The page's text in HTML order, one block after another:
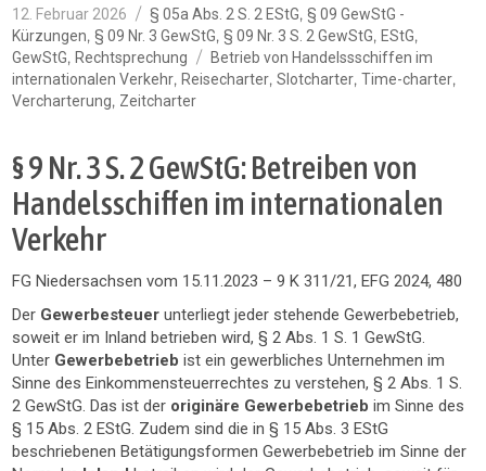
Veröffentlicht
am
12. Februar 2026 Kategorien
§ 05a Abs. 2 S. 2 EStG,§ 09 GewStG -
Kürzungen,§ 09 Nr. 3 GewStG,§ 09 Nr. 3 S. 2 GewStG,EStG,
GewStG,Rechtsprechung Schlagwörter
Betrieb von Handelssschiffen im
internationalen Verkehr,Reisecharter,Slotcharter,Time-charter,
Vercharterung, Zeitcharter
§ 9 Nr. 3 S. 2 GewStG: Betreiben von
Handelsschiffen im internationalen
Verkehr
FG Niedersachsen vom 15.11.2023 – 9 K 311/21, EFG 2024, 480
Der Gewerbesteuerunterliegt jeder stehende Gewerbebetrieb,
soweit er im Inland betrieben wird, § 2 Abs. 1 S. 1 GewStG.
Unter Gewerbebetriebist ein gewerbliches Unternehmen im
Sinne des Einkommensteuerrechtes zu verstehen, § 2 Abs. 1 S.
2 GewStG. Das ist der originäre Gewerbebetrieb im Sinne des
§ 15 Abs. 2 EStG. Zudem sind die in § 15 Abs. 3 EStG
beschriebenen Betätigungsformen Gewerbebetrieb im Sinne der